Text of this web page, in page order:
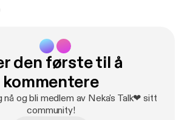
show/shanekadunnigan/support
den første til å
kommentere
nå og bli medlem av Neka's Talk❤ sitt
community!